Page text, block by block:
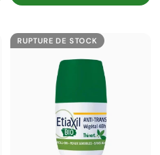
RUPTURE DE STOCK